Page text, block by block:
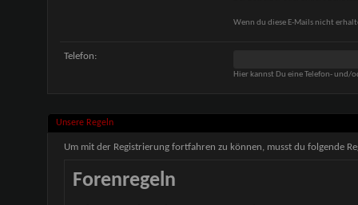
Wenn du diese E-Mails nicht
Telefon:
Hier kannst Du eine Telefon- und/
Unsere Regeln
Um mit der Registrierung fortfahren zu können, musst du folgende
Forenregeln